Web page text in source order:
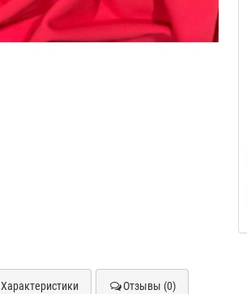
Характеристики Отзывы (0)